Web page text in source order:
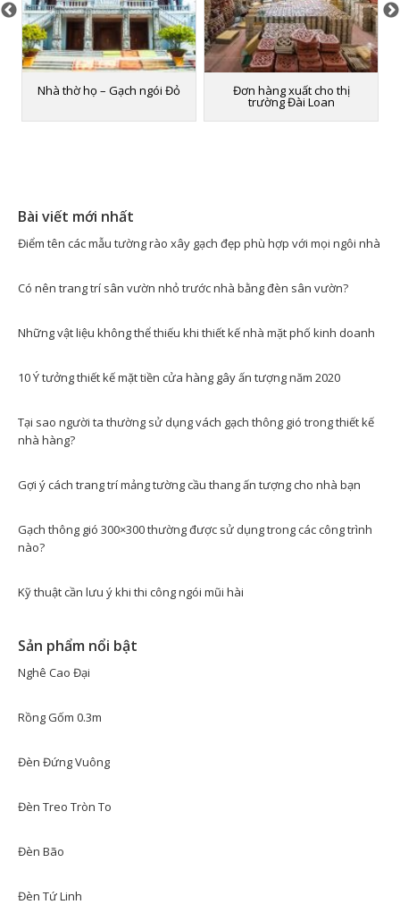
Nhà thờ họ – Gạch ngói Đỏ Đơn hàng xuất cho thị
trường Đài Loan
Bài viết mới nhất
Điểm tên các mẫu tường rào xây gạch đẹp phù hợp với mọi ngôi nhà
Có nên trang trí sân vườn nhỏ trước nhà bằng đèn sân vườn?
Những vật liệu không thể thiếu khi thiết kế nhà mặt phố kinh doanh
10 Ý tưởng thiết kế mặt tiền cửa hàng gây ấn tượng năm 2020
Tại sao người ta thường sử dụng vách gạch thông gió trong thiết kế
nhà hàng?
Gợi ý cách trang trí mảng tường cầu thang ấn tượng cho nhà bạn
Gạch thông gió 300×300 thường được sử dụng trong các công trình
nào?
Kỹ thuật cần lưu ý khi thi công ngói mũi hài
Sản phẩm nổi bật
Nghê Cao Đại
Rồng Gốm 0.3m
Đèn Đứng Vuông
Đèn Treo Tròn To
Đèn Bão
Đèn Tứ Linh